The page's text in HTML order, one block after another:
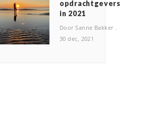
opdrachtgevers
in 2021
Door Sanne Bakker
30 dec, 2021